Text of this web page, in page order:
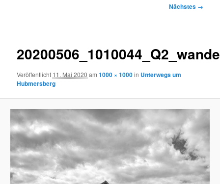
Nächstes →
Veröffentlicht 11. Mai 2020 am1000 × 1000in Unterwegs um
Hubmersberg